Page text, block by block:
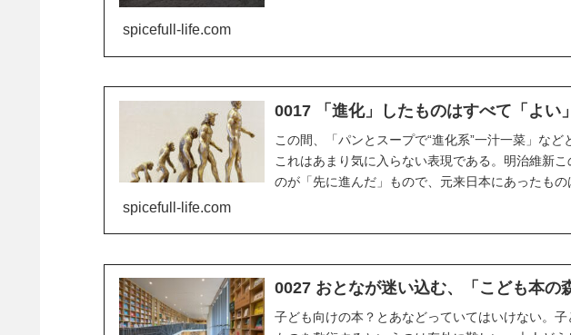
spicefull-life.com
0017 「進化」したものはすべて「よい
この間、「パンとスープで“進化系”一汁一菜」など
これはあまり気に入らない表現である。明治維新
のが「先に進んだ」もので、元来日本にあったもの
spicefull-life.com
0027 おとなが迷い込む、「こども本の
子ども向けの本？とあなどっていてはいけない。